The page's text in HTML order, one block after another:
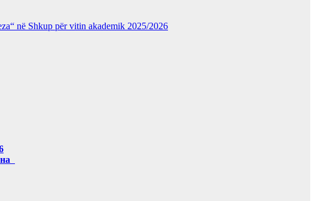
në Shkup për vitin akademik 2025/2026